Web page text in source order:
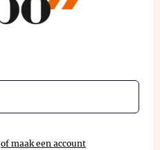
of maak een account